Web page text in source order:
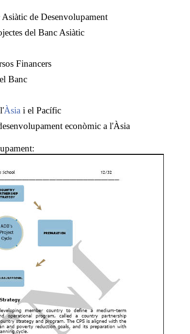
de Desenvolupament
del Banc Asiàtic
Financers
Banc
Àsia i el Pacífic
econòmic a l'Àsia